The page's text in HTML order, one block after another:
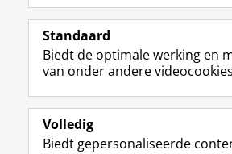
Volg de RUG
F
a
e
b
o
p
L
i
k
e
I
-
Studiekiezers
Alumni
Over ons
Standaard
Biedt de optimale werking en
van onder andere
Volledig
Biedt gepersonaliseerde